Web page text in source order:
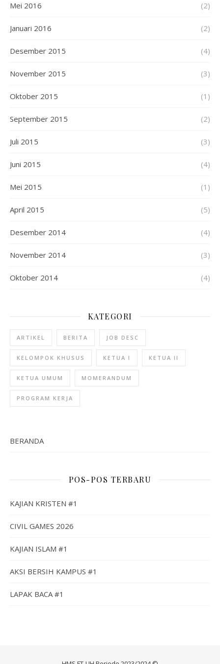
Mei 2016 (2)
Januari 2016 (2)
Desember 2015 (4)
November 2015 (3)
Oktober 2015 (1)
September 2015 (2)
Juli 2015 (3)
Juni 2015 (4)
Mei 2015 (1)
April 2015 (5)
Desember 2014 (4)
November 2014 (3)
Oktober 2014 (4)
KATEGORI
ARTIKEL BERITA JOB DESC
KELOMPOK KHUSUS KETUA I KETUA II
KETUA UMUM MOMERANDUM
PROGRAM KERJA
BERANDA
POS-POS TERBARU
KAJIAN KRISTEN #1
CIVIL GAMES 2026
KAJIAN ISLAM #1
AKSI BERSIH KAMPUS #1
LAPAK BACA #1